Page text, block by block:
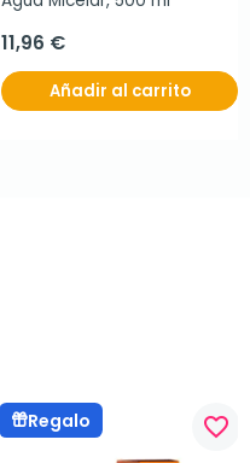
11,96 €
Añadir al carrito
Regalo favorite_border